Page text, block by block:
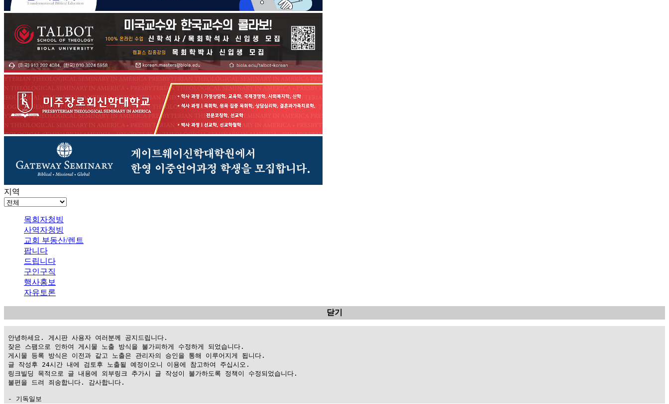
지역
목회자청빙
사역자청빙
교회 부동산/렌트
팝니다
드립니다
구인구직
행사홍보
자유토론
닫기
안녕하세요. 게시판 사용자 여러분께 공지드립니다.
잦은 스팸으로 인하여 게시물 노출 방식을 불가피하게 수정하게 되었습니다.
게시물 등록 방식은 이전과 같고 노출은 관리자의 승인을 통해 이루어지게 됩니다.
글 작성후 24시간 내에 검토후 노출될 예정이오니 이용에 참고하여 주십시오.
링크빌딩 목적으로 글 내용에 외부링크 추가시 글 작성이 불가하도록 정책이 수정되었습니다.
불편을 드려 죄송합니다. 감사합니다.
- 기독일보